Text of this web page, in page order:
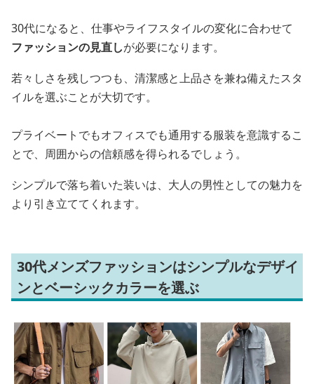
30代になると、仕事やライフスタイルの変化に合わせて
ファッションの見直しが必要になります。
若々しさを残しつつも、清潔感と上品さを兼ね備えたスタ
イルを選ぶことが大切です。
プライベートでもオフィスでも通用する服装を意識するこ
とで、周囲からの信頼感を得られるでしょう。
シンプルで落ち着いた装いは、大人の男性としての魅力を
より引き立ててくれます。
30代メンズファッションはシンプルなデザイ
ンとベーシックカラーを選ぶ